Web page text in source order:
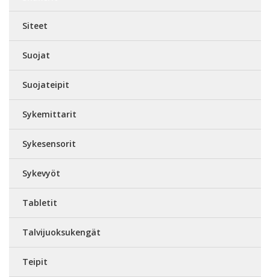
Siteet
Suojat
Suojateipit
Sykemittarit
Sykesensorit
Sykevyöt
Tabletit
Talvijuoksukengät
Teipit